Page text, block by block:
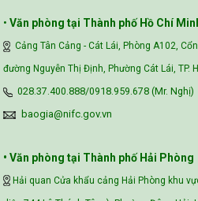
• Văn phòng tại Thành phố Hồ Chí
Cảng Tân Cảng - Cát Lái, Phòng A102,
đường Nguyễn Thị Định, Phường Cát Lái, TP.
028.37.400.888/0918.959.678 (Mr. Nghị)
baogia@nifc.gov.vn
• Văn phòng tại Thành phố Hải Phòng
Hải quan Cửa khẩu cảng Hải Phòng khu